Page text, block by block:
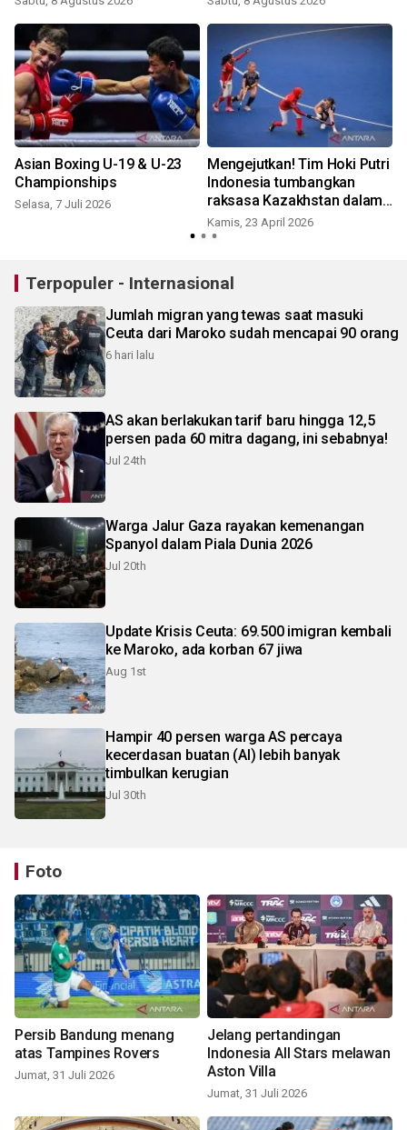
Asian Boxing U-19 & U-23
Championships
Selasa, 7 Juli 2026
Mengejutkan! Tim Hoki Putri
Indonesia tumbangkan
raksasa Kazakhstan dalam
kualifikasi Asian Games
Kamis, 23 April 2026
Terpopuler - Internasional
Jumlah migran yang tewas saat masuki
Ceuta dari Maroko sudah mencapai 90 orang
6 hari lalu
AS akan berlakukan tarif baru hingga 12,5
persen pada 60 mitra dagang, ini sebabnya!
Jul 24th
Warga Jalur Gaza rayakan kemenangan
Spanyol dalam Piala Dunia 2026
Jul 20th
Update Krisis Ceuta: 69.500 imigran kembali
ke Maroko, ada korban 67 jiwa
Aug 1st
Hampir 40 persen warga AS percaya
kecerdasan buatan (AI) lebih banyak
timbulkan kerugian
Jul 30th
Foto
Persib Bandung menang
atas Tampines Rovers
Jumat, 31 Juli 2026
Jelang pertandingan
Indonesia All Stars melawan
Aston Villa
Jumat, 31 Juli 2026